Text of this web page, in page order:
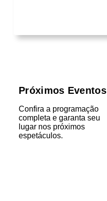
Próximos Eventos
Confira a programação
completa e garanta seu
lugar nos próximos
espetáculos.